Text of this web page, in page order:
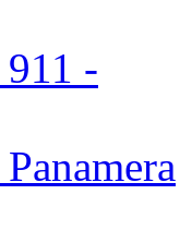
911 -